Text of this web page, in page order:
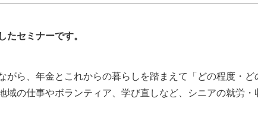
たセミナーです。
ら、年金とこれからの暮らしを踏まえて「どの程度・
域の仕事やボランティア、学び直しなど、シニアの就労